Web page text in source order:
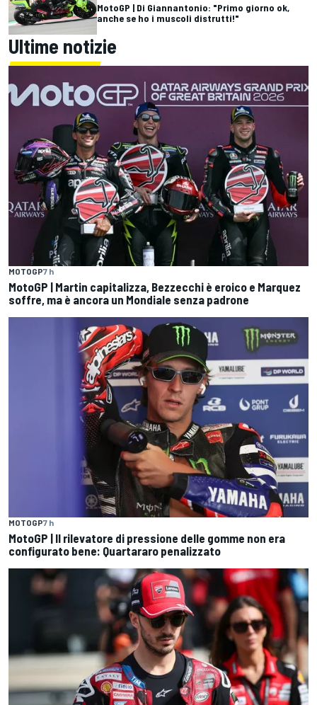
MotoGP | Di Giannantonio: "Primo giorno ok,
anche se ho i muscoli distrutti!"
Ultime notizie
MOTOGP7 h
MotoGP | Martin capitalizza, Bezzecchi è eroico e Marquez
soffre, ma è ancora un Mondiale senza padrone
MOTOGP7 h
MotoGP | Il rilevatore di pressione delle gomme non era
configurato bene: Quartararo penalizzato